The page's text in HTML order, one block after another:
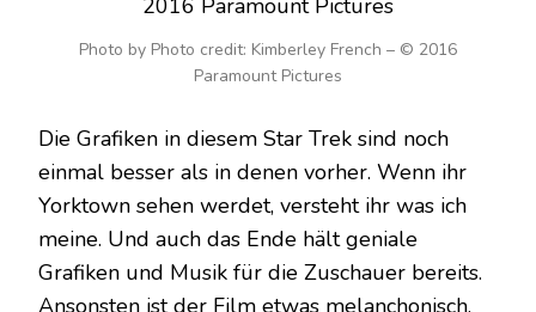
Photo by Photo credit: Kimberley French – © 2016
Paramount Pictures
Die Grafiken in diesem Star Trek sind noch
einmal besser als in denen vorher. Wenn ihr
Yorktown sehen werdet, versteht ihr was ich
meine. Und auch das Ende hält geniale
Grafiken und Musik für die Zuschauer bereits.
Ansonsten ist der Film etwas melanchonisch.